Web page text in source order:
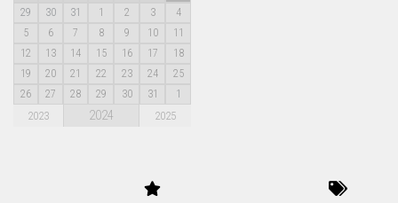
29
30 31 1 2 3
4
5
6 7 8 9 10
11
12
13 14 15 16 17
18
19
20 21 22 23 24
25
26
27 28 29 30 31 1
2023 2024 2025